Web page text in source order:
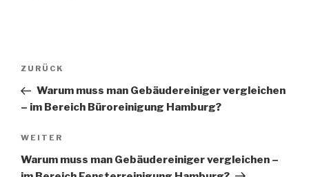
ZURÜCK
Warum muss man Gebäudereiniger vergleichen
– im Bereich Büroreinigung Hamburg?
WEITER
Warum muss man Gebäudereiniger vergleichen –